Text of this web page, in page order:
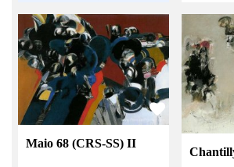
Maio 68 (CRS-SS) II